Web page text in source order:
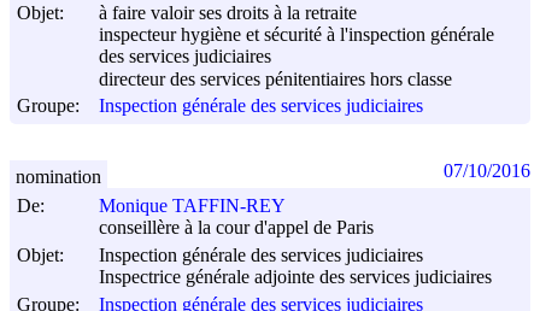
Objet:
à faire valoir ses droits à la retraite
inspecteur hygiène et sécurité à l'inspection générale
des services judiciaires
directeur des services pénitentiaires hors classe
Groupe:
Inspection générale des services judiciaires
De:
Monique TAFFIN-REY
conseillère à la cour d'appel de Paris
Objet:
Inspection générale des services judiciaires
Inspectrice générale adjointe des services judiciaires
Groupe:
Inspection générale des services judiciaires
nomination 07/10/2016